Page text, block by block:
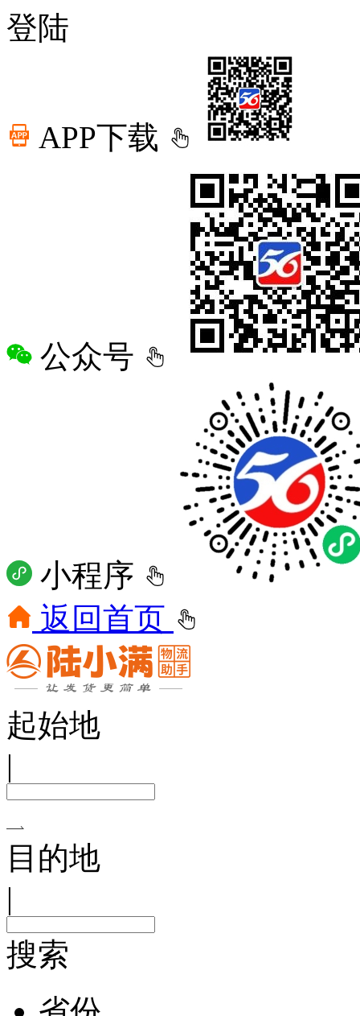
登陆
APP下载
公众号
小程序
返回首页
起始地
|
目的地
|
搜索